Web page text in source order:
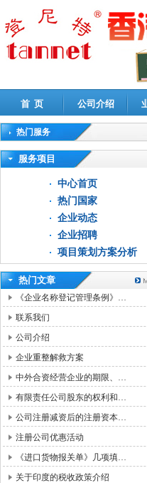
首 页 公司介绍
热门服务
高新技术企业认定审计|企业所得税
服务项目
中心首页
热门国家
企业动态
企业招聘
项目策划方案分析
热门文章
《企业名称登记管理条例》…
联系我们
公司介绍
企业重整解救方案
中外合资经营企业的期限、…
有限责任公司股东的权利和…
公司注册减资后的注册资本…
注册公司优惠活动
《进口货物报关单》几项填…
关于印度的税收政策介绍